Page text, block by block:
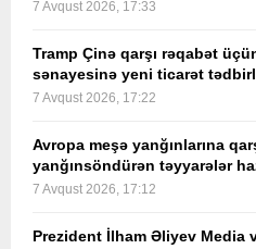
7 Avqust 2026, 17:33
Tramp Çinə qarşı rəqabət
sənayesinə yeni ticarət
7 Avqust 2026, 17:22
Avropa meşə yanğınlarına
yanğınsöndürən təyyarələr
7 Avqust 2026, 17:12
Prezident İlham Əliyev Media